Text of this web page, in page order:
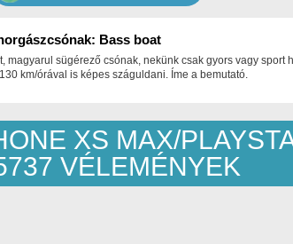
Bass boat
magyarul sügérező csónak, nekünk csak gyors vagy sport
km/órával is képes száguldani. Íme a bemutató.
XS MAX/
VÉLEMÉNYEK